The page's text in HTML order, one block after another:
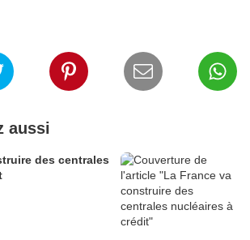
aussi
des centrales